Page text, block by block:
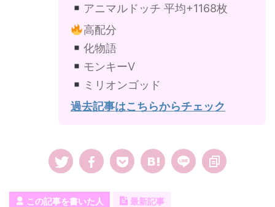
アニマルドッチ 平均+1168枚
高配分
化物語
モンキーV
ミリオンゴッド
過去記事はこちらからチェック
この記事を書いた人 最新記事